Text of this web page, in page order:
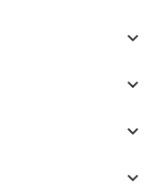



